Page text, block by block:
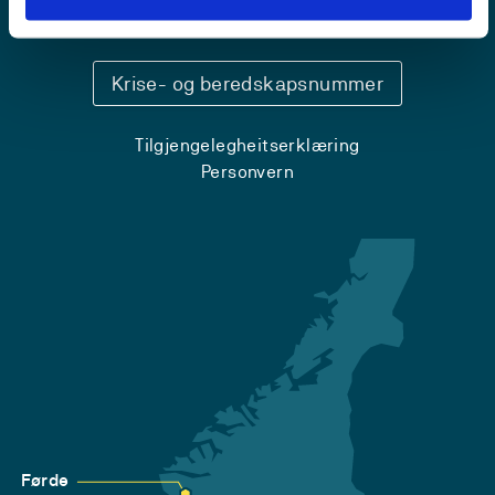
Krise- og beredskapsnummer
Tilgjengelegheitserklæring
Personvern
Førde